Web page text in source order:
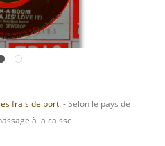
frais de port.- Selon le pays de
à la caisse.